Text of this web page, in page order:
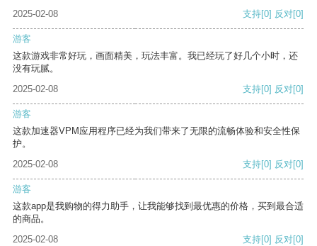
2025-02-08
支持[0] 反对[0]
游客
这款游戏非常好玩，画面精美，玩法丰富。我已经玩了好几个小时，还
没有玩腻。
2025-02-08
支持[0] 反对[0]
游客
这款加速器VPM应用程序已经为我们带来了无限的流畅体验和安全性保
护。
2025-02-08
支持[0] 反对[0]
游客
这款app是我购物的得力助手，让我能够找到最优惠的价格，买到最合适
的商品。
2025-02-08
支持[0] 反对[0]